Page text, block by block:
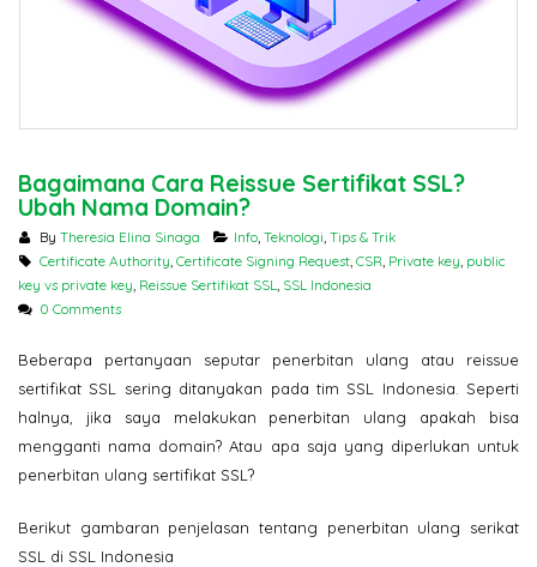
Bagaimana Cara Reissue Sertifikat SSL?
Ubah Nama Domain?
By Theresia Elina Sinaga Info ,Teknologi ,Tips & Trik
Certificate Authority Certificate Signing Request, CSR Private key public
key vs private key Reissue Sertifikat SSL
SSL Indonesia
0 Comments
Beberapa pertanyaan seputar penerbitan ulang atau reissue
sertifikat SSL sering ditanyakan pada tim SSL Indonesia. Seperti
halnya, jika saya melakukan penerbitan ulang apakah bisa
mengganti nama domain? Atau apa saja yang diperlukan untuk
penerbitan ulang sertifikat SSL?
Berikut gambaran penjelasan tentang penerbitan ulang serikat
SSL di SSL Indonesia
Sertifikat SSL: Mengapa
Bisnis Anda Bisa Lumpuh
Tanpanya?
Kenapa
Sertifikat SSL
Pertama Google di 2026?
Ini Bahaya Beli